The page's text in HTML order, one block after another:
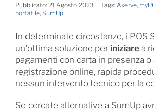
Pubblicato: 21 Agosto 2023 Tags: Axerve,
portatile, SumUp
In determinate circostanze, i POS
un’ottima soluzione per iniziarea
pagamenti con carta in presenza o
registrazione online, rapida
nessun intervento tecnico per la
Se cercate alternative a SumUp